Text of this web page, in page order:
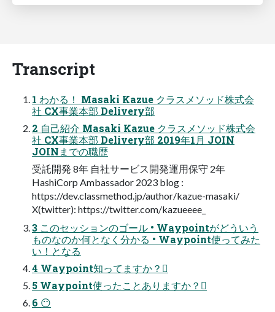
Transcript
1 わかる！ Masaki Kazue クラスメソッド株式会
社 CX事業本部 Delivery部
2 自己紹介 Masaki Kazue クラスメソッド株式会
社 CX事業本部 Delivery部 2019年1月 JOIN
JOINまでの職歴
受託開発 8年 自社サービス開発運用保守 2年
HashiCorp Ambassador 2023 blog :
https://dev.classmethod.jp/author/kazue-masaki/
X(twitter): https://twitter.com/kazueeee_
3 このセッションのゴール • Waypointがどういう
ものなのか何となく分かる • Waypoint使ってみた
い！となる
4 Waypoint知ってますか？󰢧
5 Waypoint使ったことありますか？󰢧
6 😶